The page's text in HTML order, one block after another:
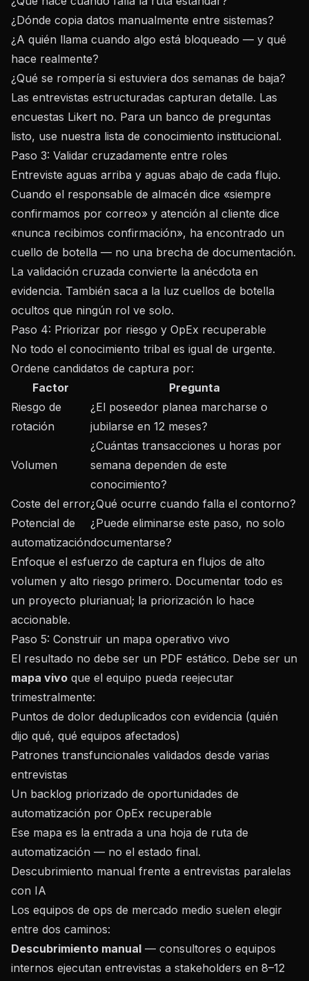
¿Dónde copia datos manualmente entre sistemas?
¿A quién llama cuando algo está bloqueado — y qué
hace realmente?
¿Qué se rompería si estuviera dos semanas de baja?
Las entrevistas estructuradas capturan detalle. Las
encuestas Likert no. Para un banco de preguntas
listo, use nuestra lista de conocimiento institucional.
Paso 3: Validar cruzadamente entre roles
Entreviste aguas arriba y aguas abajo de cada flujo.
Cuando el responsable de almacén dice «siempre
confirmamos por correo» y atención al cliente dice
«nunca recibimos confirmación», ha encontrado un
cuello de botella — no una brecha de documentación.
La validación cruzada convierte la anécdota en
evidencia. También saca a la luz cuellos de botella
ocultos que ningún rol ve solo.
Paso 4: Priorizar por riesgo y OpEx recuperable
No todo el conocimiento tribal es igual de urgente.
Ordene candidatos de captura por:
Factor
Pregunta
Riesgo de
rotación
¿El poseedor planea marcharse o
jubilarse en 12 meses?
Volumen
¿Cuántas transacciones u horas por
semana dependen de este
conocimiento?
Coste del error¿Qué ocurre cuando falla el contorno?
Potencial de
automatización
¿Puede eliminarse este paso, no solo
documentarse?
Enfoque el esfuerzo de captura en flujos de alto
volumen y alto riesgo primero. Documentar todo es
un proyecto plurianual; la priorización lo hace
accionable.
Paso 5: Construir un mapa operativo vivo
El resultado no debe ser un PDF estático. Debe ser un
mapa vivo que el equipo pueda reejecutar
trimestralmente:
Puntos de dolor deduplicados con evidencia (quién
dijo qué, qué equipos afectados)
Patrones transfuncionales validados desde varias
entrevistas
Un backlog priorizado de oportunidades de
automatización por OpEx recuperable
Ese mapa es la entrada a una hoja de ruta de
automatización — no el estado final.
Descubrimiento manual frente a entrevistas paralelas
con IA
Los equipos de ops de mercado medio suelen elegir
entre dos caminos:
Descubrimiento manual — consultores o equipos
internos ejecutan entrevistas a stakeholders en 8–12